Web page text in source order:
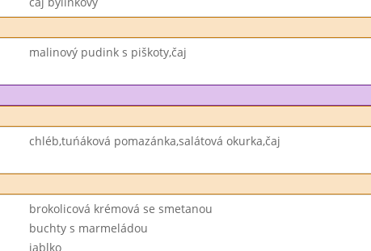
malinový pudink s piškoty,čaj
chléb,tuńáková pomazánka,salátová okurka,čaj
brokolicová krémová se smetanou
buchty s marmeládou
jablko